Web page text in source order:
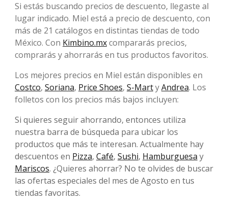
Si estás buscando precios de descuento, llegaste al
lugar indicado. Miel está a precio de descuento, con
más de 21 catálogos en distintas tiendas de todo
México. Con Kimbino.mxcompararás precios,
comprarás y ahorrarás en tus productos favoritos.
Los mejores precios en Miel están disponibles en
Costco, Soriana, Price Shoes, S-MartyAndrea. Los
folletos con los precios más bajos incluyen:
Si quieres seguir ahorrando, entonces utiliza
nuestra barra de búsqueda para ubicar los
productos que más te interesan. Actualmente hay
descuentos en Pizza, Café, Sushi, Hamburguesa y
Mariscos. ¿Quieres ahorrar? No te olvides de buscar
las ofertas especiales del mes de Agosto en tus
tiendas favoritas.